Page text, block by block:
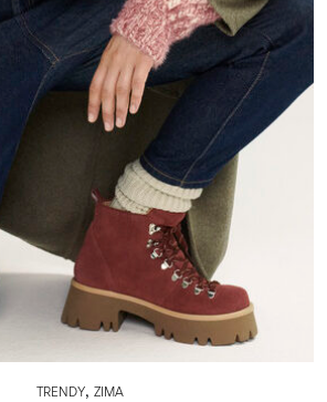
TRENDY, ZIMA